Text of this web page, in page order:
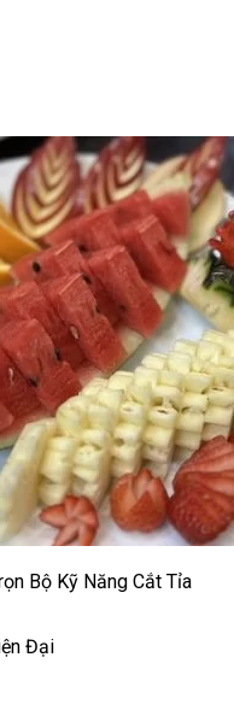
Việt
Âu
Á
Nhật
Hoa
Bộ Kỹ Năng Cắt Tỉa
Đại